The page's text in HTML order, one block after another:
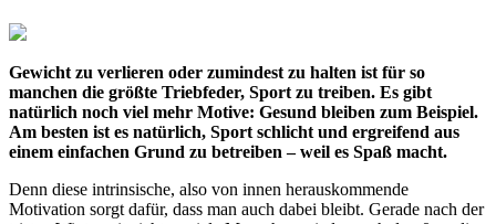
Gewicht zu verlieren oder zumindest zu halten ist für so
manchen die größte Triebfeder, Sport zu treiben. Es gibt
natürlich noch viel mehr Motive: Gesund bleiben zum Beispiel.
Am besten ist es natürlich, Sport schlicht und ergreifend aus
einem einfachen Grund zu betreiben – weil es Spaß macht.
Denn diese intrinsische, also von innen herauskommende
Motivation sorgt dafür, dass man auch dabei bleibt. Gerade nach der